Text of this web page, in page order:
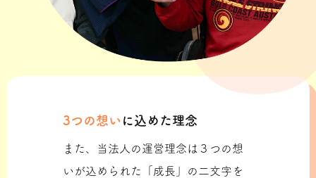
3つの想い に込めた理念
また、当法人の運営理念は３つの想
いが込められた「成長」の二文字を